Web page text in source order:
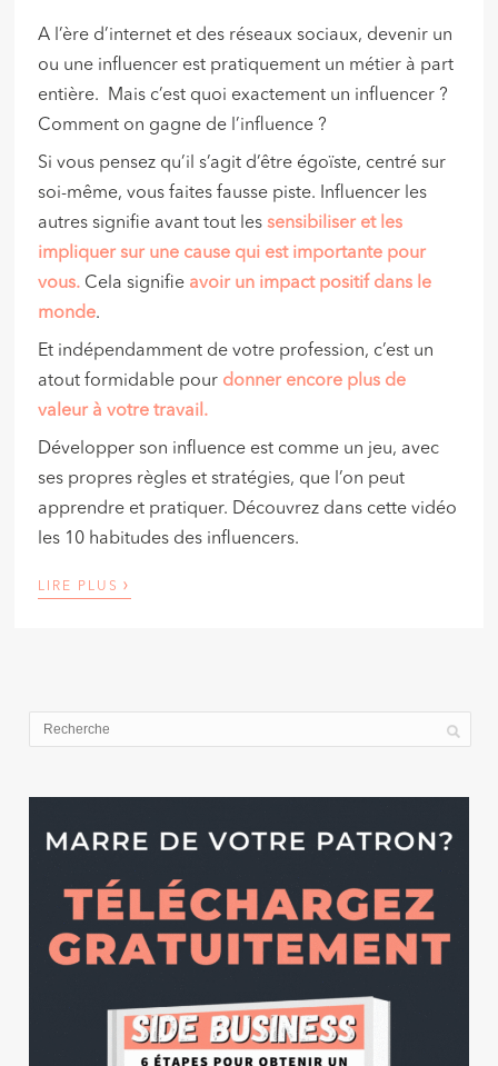
A l’ère d’internet et des réseaux sociaux, devenir un
ou une influencer est pratiquement un métier à part
entière. Mais c’est quoi exactement un influencer ?
Comment on gagne de l’influence ?
Si vous pensez qu’il s’agit d’être égoïste, centré sur
soi-même, vous faites fausse piste. Influencer les
autres signifie avant tout lessensibiliser et les
impliquer sur une cause qui est importante pour
vous. Cela signifie avoir un impact positif dans le
monde.
Et indépendamment de votre profession, c’est un
atout formidable pour donner encore plus de
valeur à votre travail.
Développer son influence est comme un jeu, avec
ses propres règles et stratégies, que l’on peut
apprendre et pratiquer. Découvrez dans cette vidéo
les 10 habitudes des influencers.
LIRE PLUS ›